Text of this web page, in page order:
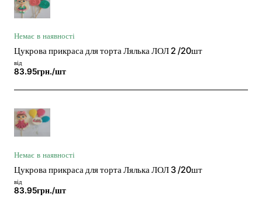
Немає в наявності
Цукрова прикраса для торта Лялька ЛОЛ 2 /20шт
від
83.95грн./шт
Немає в наявності
Цукрова прикраса для торта Лялька ЛОЛ 3 /20шт
від
83.95грн./шт